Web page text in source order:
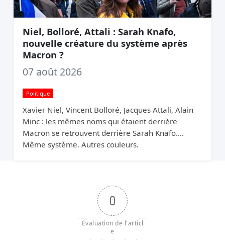
Niel, Bolloré, Attali : Sarah Knafo,
nouvelle créature du système après
Macron ?
07 août 2026
Politique
Xavier Niel, Vincent Bolloré, Jacques Attali, Alain
Minc : les mêmes noms qui étaient derrière
Macron se retrouvent derrière Sarah Knafo.
Même système. Autres couleurs.
0
Évaluation de l'articl
e